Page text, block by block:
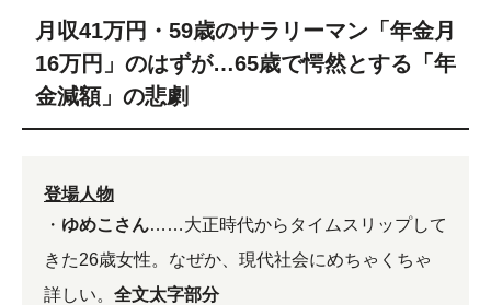
月収41万円・59歳のサラリーマン「年金月
16万円」のはずが…65歳で愕然とする「年
金減額」の悲劇
登場人物
・ ゆめこさん……大正時代からタイムスリップして
きた26歳女性。なぜか、現代社会にめちゃくちゃ
詳しい。 全文太字部分